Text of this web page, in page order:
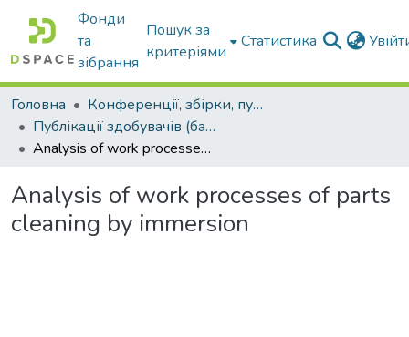
Фонди
та
зібрання
Пошук за
критеріями
Статистика
Головна
Конференції, збірки, публікації молодих вчених і здобувачів : магістрів, бакалаврів, аспірантів.
Публікації здобувачів (бакалаврів. магістрів, аспірантів)
Analysis of work processes of parts cleaning by immersion
Analysis of work processes of parts
cleaning by immersion